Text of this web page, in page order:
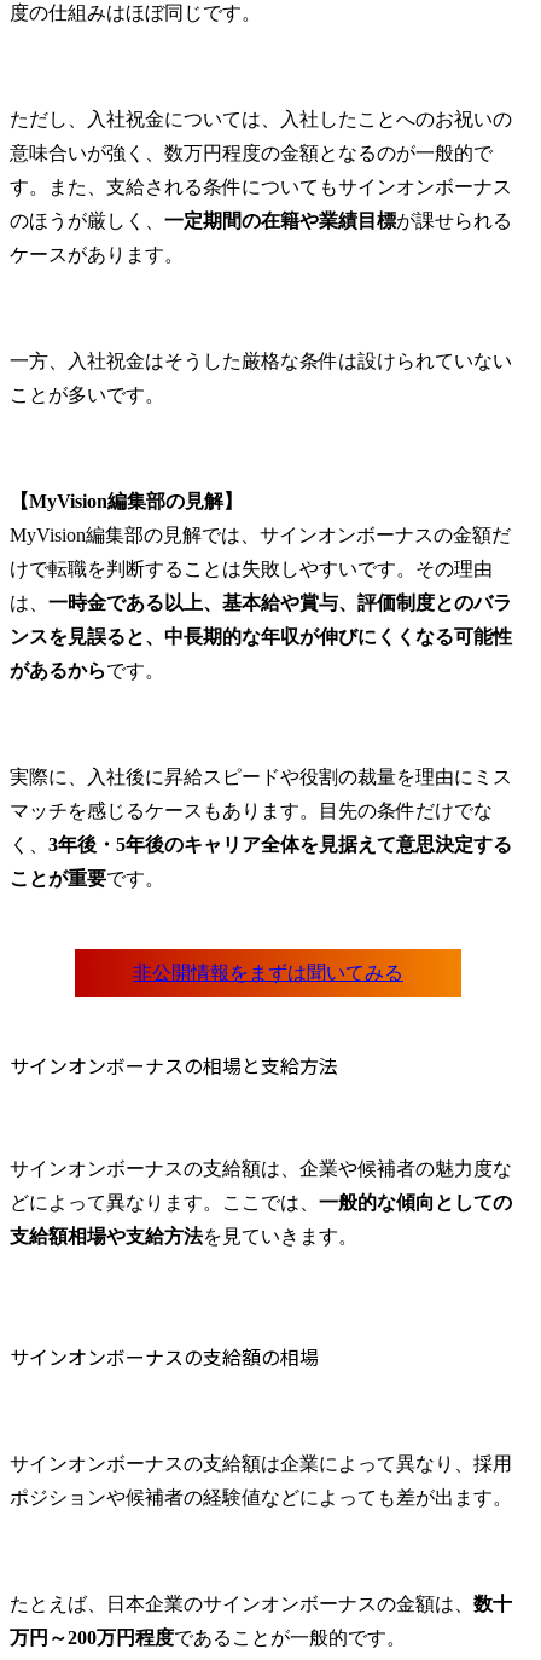
度の仕組みはほぼ同じです。
ただし、入社祝金については、入社したことへのお祝いの
意味合いが強く、数万円程度の金額となるのが一般的で
す。また、支給される条件についてもサインオンボーナス
のほうが厳しく、 一定期間の在籍や業績目標が課せられる
ケースがあります。
一方、入社祝金はそうした厳格な条件は設けられていない
ことが多いです。
【MyVision編集部の見解】
MyVision編集部の見解では、サインオンボーナスの金額だ
けで転職を判断することは失敗しやすいです。その理由
は、 一時金である以上、基本給や賞与、評価制度とのバラ
ンスを見誤ると、中長期的な年収が伸びにくくなる可能性
があるからです。
実際に、入社後に昇給スピードや役割の裁量を理由にミス
マッチを感じるケースもあります。目先の条件だけでな
く、 3年後・5年後のキャリア全体を見据えて意思決定する
ことが重要です。
サインオンボーナスの相場と支給方法
サインオンボーナスの支給額は、企業や候補者の魅力度な
どによって異なります。ここでは、 一般的な傾向としての
支給額相場や支給方法を見ていきます。
サインオンボーナスの支給額の相場
サインオンボーナスの支給額は企業によって異なり、採用
ポジションや候補者の経験値などによっても差が出ます。
たとえば、日本企業のサインオンボーナスの金額は、 数十
万円～200万円程度であることが一般的です。